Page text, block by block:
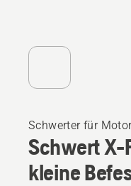
Schwerter für
Schwert X-
kleine